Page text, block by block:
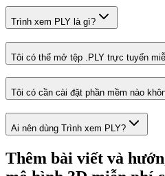
Trình xem PLY là gì?
Tôi có thể mở tệp .PLY trực tuyến
Tôi có cần cài đặt phần mềm nào
Ai nên dùng Trình xem PLY?
Thêm bài viết và